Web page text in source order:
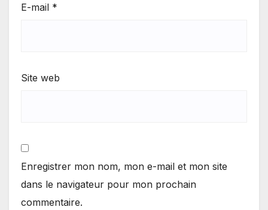
E-mail *
Site web
Enregistrer mon nom, mon e-mail et mon site
dans le navigateur pour mon prochain
commentaire.